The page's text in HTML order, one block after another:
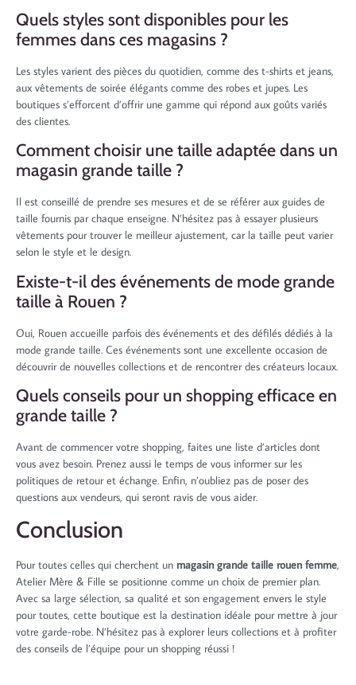
Quels styles sont disponibles pour les
femmes dans ces magasins ?
Les styles varient des pièces du quotidien, comme des t-shirts et jeans,
aux vêtements de soirée élégants comme des robes et jupes. Les
boutiques s’efforcent d’offrir une gamme qui répond aux goûts variés
des clientes.
Comment choisir une taille adaptée dans un
magasin grande taille ?
Il est conseillé de prendre ses mesures et de se référer aux guides de
taille fournis par chaque enseigne. N’hésitez pas à essayer plusieurs
vêtements pour trouver le meilleur ajustement, car la taille peut varier
selon le style et le design.
Existe-t-il des événements de mode grande
taille à Rouen ?
Oui, Rouen accueille parfois des événements et des défilés dédiés à la
mode grande taille. Ces événements sont une excellente occasion de
découvrir de nouvelles collections et de rencontrer des créateurs locaux.
Quels conseils pour un shopping efficace en
grande taille ?
Avant de commencer votre shopping, faites une liste d’articles dont
vous avez besoin. Prenez aussi le temps de vous informer sur les
politiques de retour et échange. Enfin, n’oubliez pas de poser des
questions aux vendeurs, qui seront ravis de vous aider.
Conclusion
Pour toutes celles qui cherchent un magasin grande taille rouen femme,
Atelier Mère & Fille se positionne comme un choix de premier plan.
Avec sa large sélection, sa qualité et son engagement envers le style
pour toutes, cette boutique est la destination idéale pour mettre à jour
votre garde-robe. N’hésitez pas à explorer leurs collections et à profiter
des conseils de l’équipe pour un shopping réussi !